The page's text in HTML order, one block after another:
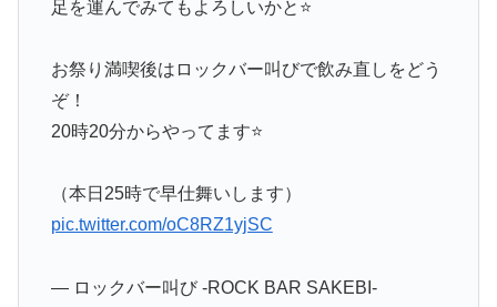
足を運んでみてもよろしいかと⭐️
お祭り満喫後はロックバー叫びで飲み直しをどう
ぞ！
20時20分からやってます⭐️
（本日25時で早仕舞いします）
pic.twitter.com/oC8RZ1yjSC
— ロックバー叫び -ROCK BAR SAKEBI-